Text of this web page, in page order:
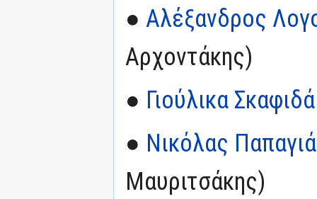
● Αλέξανδρος
Αρχοντάκης)
● Γιούλικα Σκαφιδά
● Νικόλας
Μαυριτσάκης)